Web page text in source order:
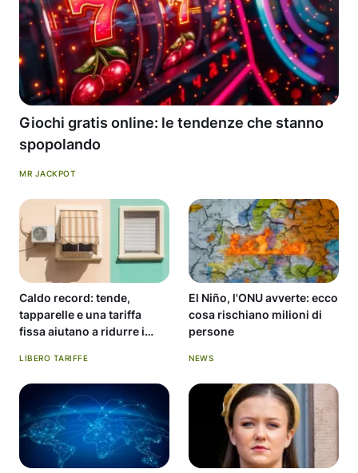
Giochi gratis online: le tendenze che stanno
spopolando
MR JACKPOT
Caldo record: tende,
tapparelle e una tariffa
fissa aiutano a ridurre i
LIBERO TARIFFE
El Niño, l'ONU avverte: ecco
cosa rischiano milioni di
persone
NEWS